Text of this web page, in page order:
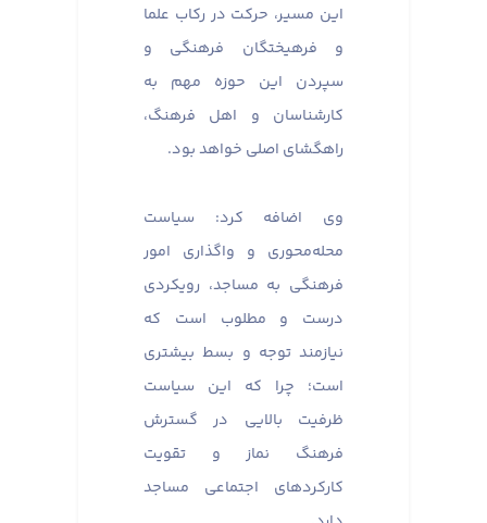
این مسیر، حرکت در رکاب علما
و فرهیختگان فرهنگی و
سپردن این حوزه مهم به
کارشناسان و اهل فرهنگ،
راهگشای اصلی خواهد بود.
وی اضافه کرد: سیاست
محله‌محوری و واگذاری امور
فرهنگی به مساجد، رویکردی
درست و مطلوب است که
نیازمند توجه و بسط بیشتری
است؛ چرا که این سیاست
ظرفیت بالایی در گسترش
فرهنگ نماز و تقویت
کارکردهای اجتماعی مساجد